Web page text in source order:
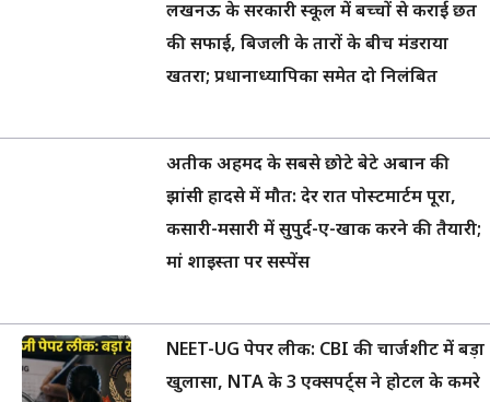
लखनऊ के सरकारी स्कूल में बच्चों से कराई छत
की सफाई, बिजली के तारों के बीच मंडराया
खतरा; प्रधानाध्यापिका समेत दो निलंबित
अतीक अहमद के सबसे छोटे बेटे अबान की
झांसी हादसे में मौत: देर रात पोस्टमार्टम पूरा,
कसारी-मसारी में सुपुर्द-ए-खाक करने की तैयारी;
मां शाइस्ता पर सस्पेंस
NEET-UG पेपर लीक: CBI की चार्जशीट में बड़ा
खुलासा, NTA के 3 एक्सपर्ट्स ने होटल के कमरे